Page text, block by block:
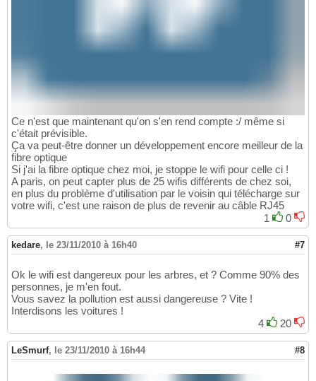
Ce n'est que maintenant qu'on s'en rend compte :/ même si
c'était prévisible.
Ça va peut-être donner un développement encore meilleur de la
fibre optique
Si j'ai la fibre optique chez moi, je stoppe le wifi pour celle ci !
A paris, on peut capter plus de 25 wifis différents de chez soi,
en plus du problème d'utilisation par le voisin qui télécharge sur
votre wifi, c'est une raison de plus de revenir au câble RJ45
1
0
kedare, le 23/11/2010 à 16h40 #7
Ok le wifi est dangereux pour les arbres, et ? Comme 90% des
personnes, je m'en fout.
Vous savez la pollution est aussi dangereuse ? Vite !
Interdisons les voitures !
4
20
LeSmurf, le 23/11/2010 à 16h44 #8